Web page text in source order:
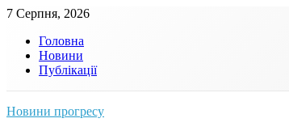
Skip
content
7 Серпня, 2026
Головна
Новини
Публікації
Новини прогресу